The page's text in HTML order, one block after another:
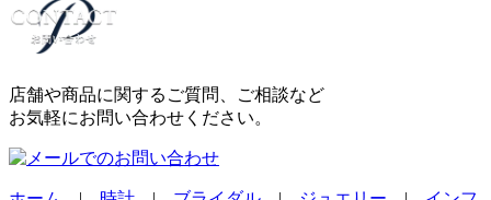
店舗や商品に関するご質問、ご相談など
お気軽にお問い合わせください。